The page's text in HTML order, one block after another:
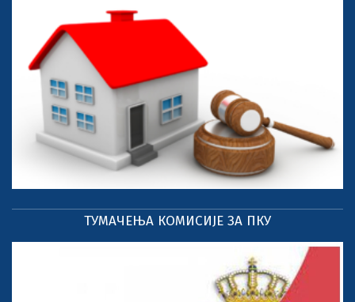
ТУМАЧЕЊА КОМИСИЈЕ ЗА ПКУ